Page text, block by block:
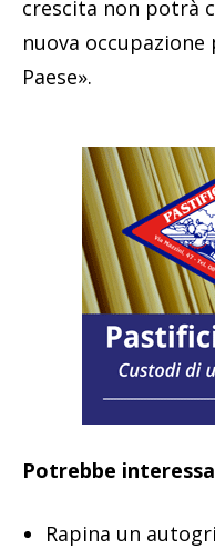
crescita non potrà
nuova
Paese».
Potrebbe
Rapina un